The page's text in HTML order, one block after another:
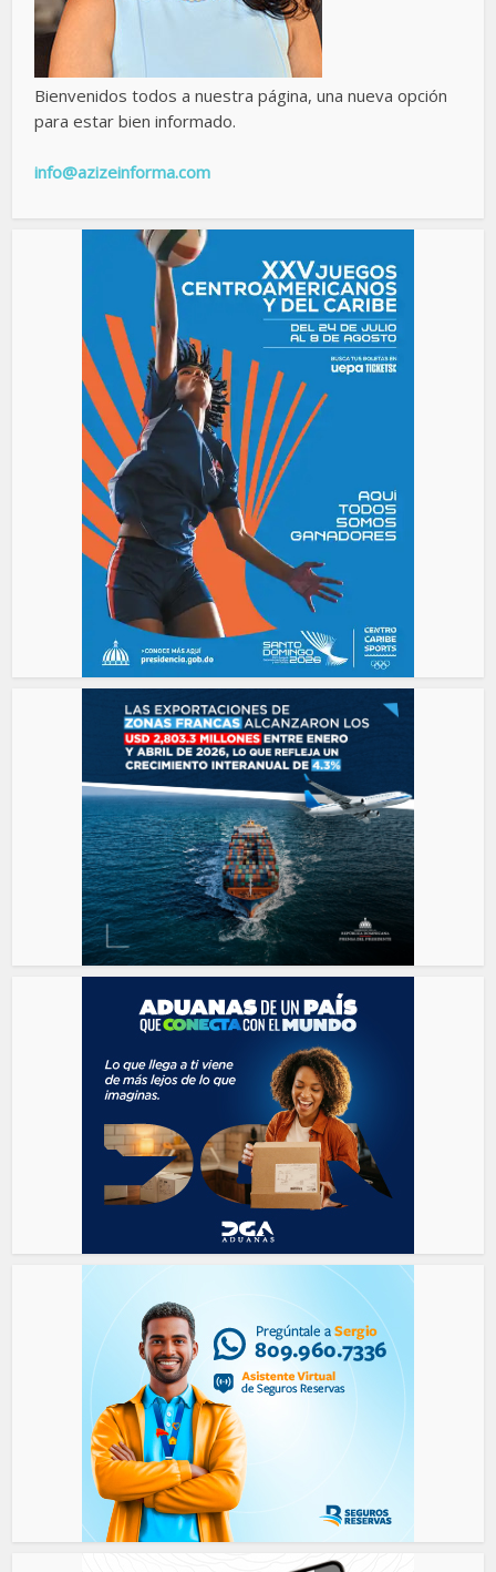
Bienvenidos todos a nuestra página, una nueva opción
para estar bien informado.
info@azizeinforma.com